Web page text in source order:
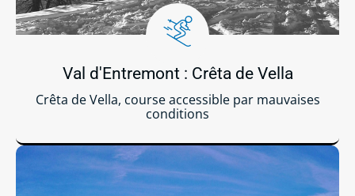
Val d'Entremont : Crêta de Vella
Crêta de Vella, course accessible par mauvaises
conditions
Lire la suite ...